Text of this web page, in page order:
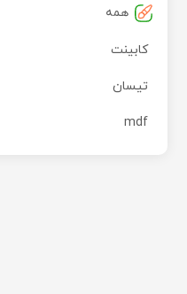
همه
کابینت
تیسان
mdf